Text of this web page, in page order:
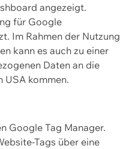
angezeigt.
für Google
Im Rahmen der Nutzung
kann es auch zu einer
Daten an die
USA kommen.
Google Tag Manager.
Tags über eine